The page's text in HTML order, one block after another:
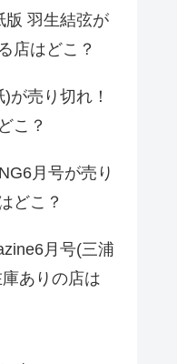
版 羽生結弦が
店はどこ？
が売り切れ！
こ？
月号が売り
どこ？
月号(三浦
ありの店は